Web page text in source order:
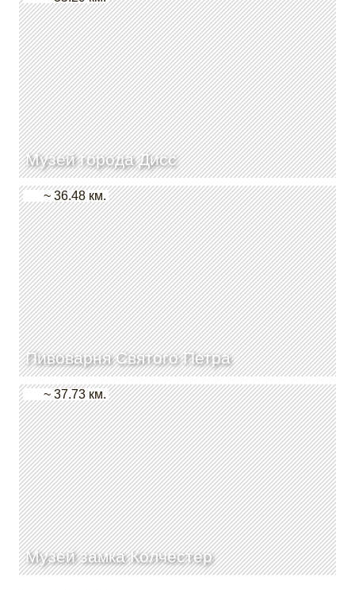
Музей города Дисс
Пивоварня Святого Петра
~ 36.48 км.
Музей замка Колчестер
~ 37.73 км.